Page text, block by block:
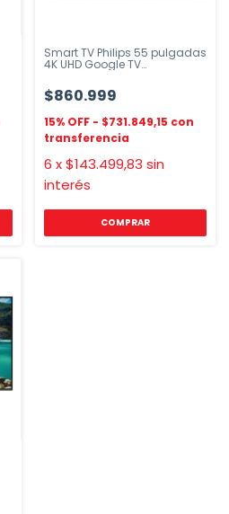
Smart TV Philips 55 pulgadas
4K UHD Google TV
$860.999
$731.849,15
6 x$143.499,83 sin
interés